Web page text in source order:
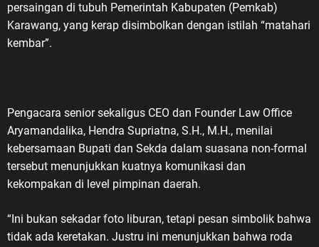
persaingan di tubuh Pemerintah Kabupaten (Pemkab)
Karawang, yang kerap disimbolkan dengan istilah “matahari
kembar”.
Pengacara senior sekaligus CEO dan Founder Law Office
Aryamandalika, Hendra Supriatna, S.H., M.H., menilai
kebersamaan Bupati dan Sekda dalam suasana non-formal
tersebut menunjukkan kuatnya komunikasi dan
kekompakan di level pimpinan daerah.
“Ini bukan sekadar foto liburan, tetapi pesan simbolik bahwa
tidak ada keretakan. Justru ini menunjukkan bahwa roda